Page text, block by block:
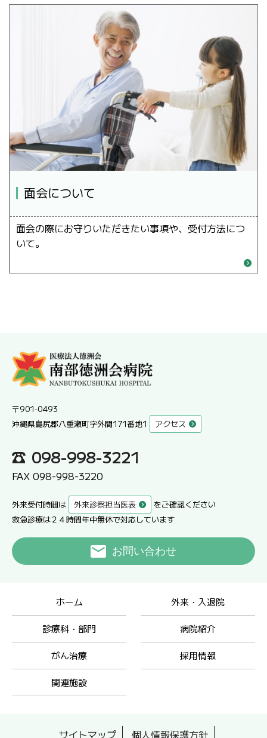
面会について
面会の際にお守りいただきたい事項や、受付方法につ
いて。
〒901-0493
沖縄県島尻郡八重瀬町字外間171番地1
アクセス
098-998-3221
FAX 098-998-3220
外来受付時間は 外来診察担当医表
をご確認ください
救急診療は２４時間年中無休で対応しています
お問い合わせ
ホーム 外来・入退院
診療科・部門 病院紹介
がん治療 採用情報
関連施設
サイトマップ 個人情報保護方針